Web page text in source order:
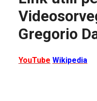
Gregorio
YouTube Wikipedia